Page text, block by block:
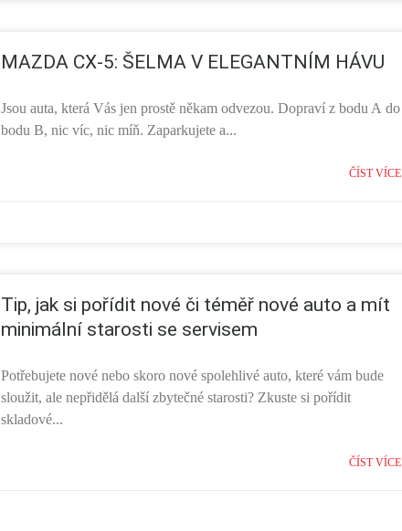
MAZDA CX-5: ŠELMA V ELEGANTNÍM HÁVU
Jsou auta, která Vás jen prostě někam odvezou. Dopraví z bodu A do
bodu B, nic víc, nic míň. Zaparkujete a...
ČÍST VÍCE
Tip, jak si pořídit nové či téměř nové auto a mít
minimální starosti se servisem
Potřebujete nové nebo skoro nové spolehlivé auto, které vám bude
sloužit, ale nepřidělá další zbytečné starosti? Zkuste si pořídit
skladové...
ČÍST VÍCE